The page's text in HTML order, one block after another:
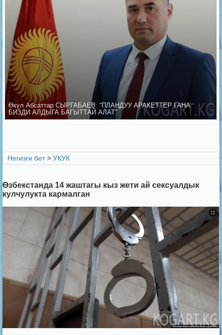
Өкүл Абсаттар СЫРГАБАЕВ: “ПЛАНДУУ АРАКЕТТЕР ГАНА
БИЗДИ АЛДЫГА БАГЫТТАЙ АЛАТ”
Негизги бет> УКУК
Өзбекстанда 14 жаштагы кыз жети ай сексуалдык
кулчулукта кармалган